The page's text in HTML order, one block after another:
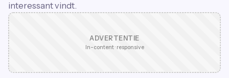
interessant vindt.
ADVERTENTIE
In-content · responsive